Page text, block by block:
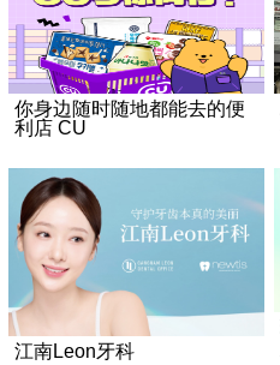
你身边随时随地都能去的便
利店 CU
江南Leon牙科